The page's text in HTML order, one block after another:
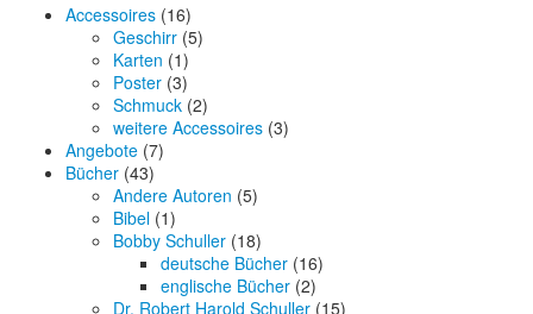
Accessoires (16)
Geschirr (5)
Karten (1)
Poster (3)
Schmuck (2)
weitere Accessoires (3)
Angebote (7)
Bücher (43)
Andere Autoren (5)
Bibel (1)
Bobby Schuller (18)
deutsche Bücher (16)
englische Bücher (2)
Dr. Robert Harold Schuller (15)